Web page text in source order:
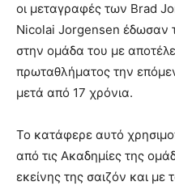
οι μεταγραφές των Brad
Nicolai Jorgensen έδωσαν
στην ομάδα του με
πρωταθλήματος την
μετά από 17 χρόνια.
Το κατάφερε αυτό
από τις Ακαδημίες της
εκείνης της σαιζόν και με